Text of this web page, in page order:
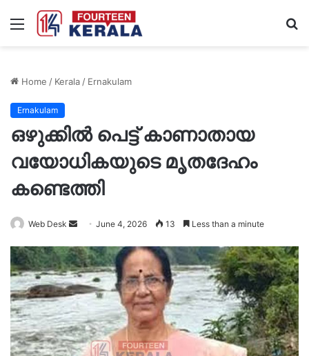
Menu
Home / Kerala/ Ernakulam
Ernakulam
ഒഴുക്കില്‍ പെട്ട് കാണാതായ
വയോധികയുടെ മൃതദേഹം
കണ്ടെത്തി
Web Desk
Send
email
June 4, 2026 13 Less than a minute